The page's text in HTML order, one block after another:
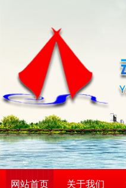
网站首页 关于我们